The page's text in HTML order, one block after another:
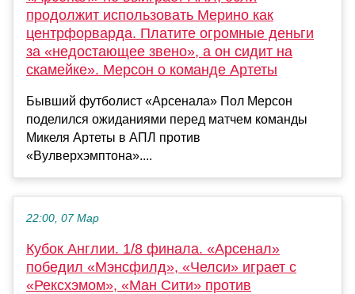
продолжит использовать Мерино как
центрфорварда. Платите огромные деньги
за «недостающее звено», а он сидит на
скамейке». Мерсон о команде Артеты
Бывший футболист «Арсенала» Пол Мерсон
поделился ожиданиями перед матчем команды
Микеля Артеты в АПЛ против
«Вулверхэмптона»....
22:00, 07 Мар
Кубок Англии. 1/8 финала. «Арсенал»
победил «Мэнсфилд», «Челси» играет с
«Рексхэмом», «Ман Сити» против